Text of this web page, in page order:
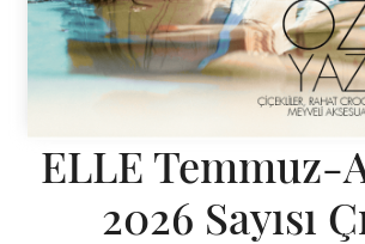
ELLE Temmuz-
2026 Sayısı